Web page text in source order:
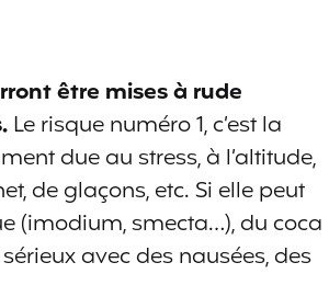
être mises à rude
Le risque numéro 1, c’est la
due au stress, à l’altitude,
de glaçons, etc. Si elle peut
(imodium, smecta…), du coca
avec des nausées, des